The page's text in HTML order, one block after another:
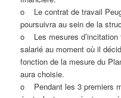
o Le contrat de travail
poursuivra au sein de la
o Les mesures d’incitation
salarié au moment où il
fonction de la mesure du
aura choisie.
o Pendant les 3 premiers